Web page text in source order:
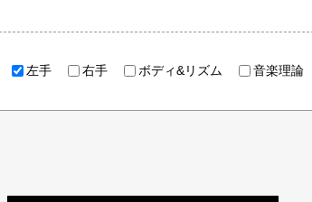
左手 右手 ボディ&リズム 音楽理論